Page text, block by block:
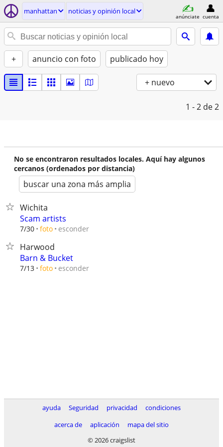
manhattan noticias y opinión local
anúnciate cuenta
+ anuncio con foto publicado hoy
+ nuevo
1 - 2 de 2
No se encontraron resultados locales. Aquí hay algunos
cercanos (ordenados por distancia)
buscar una zona más amplia
Wichita
Scam artists
7/30 foto esconder
Harwood
Barn & Bucket
7/13 foto esconder
ayuda Seguridad privacidad
condiciones
acerca de
aplicación
mapa del sitio
© 2026 craigslist